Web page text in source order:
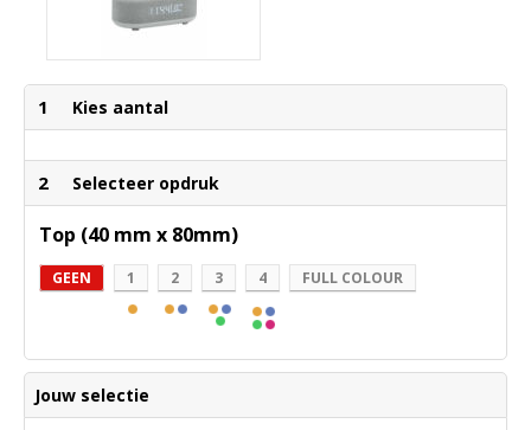
1 Kies aantal
2 Selecteer opdruk
Top (40 mm x 80mm)
GEEN 1 2 3 4 FULL COLOUR
Jouw selectie